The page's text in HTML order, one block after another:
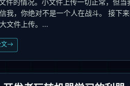
件的情况。小文件上传一切正常，但
我，你绝对不是一个人在战斗。 接下
文件上传。...